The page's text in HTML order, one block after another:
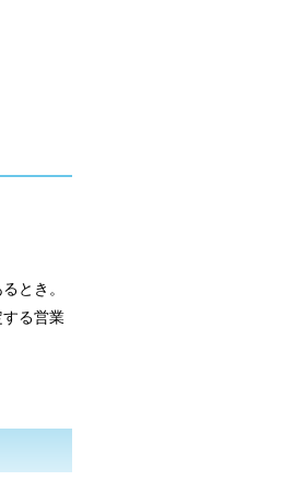
とき。
る営業